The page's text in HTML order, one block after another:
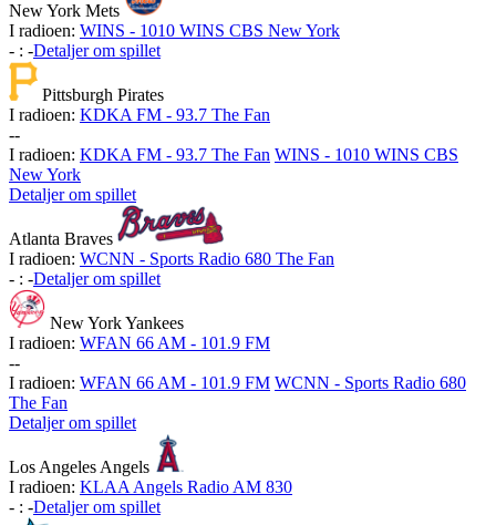
New York Mets
I radioen: WINS - 1010 WINS CBS New York
- : -Detaljer om spillet
Pittsburgh Pirates
I radioen: KDKA FM - 93.7 The Fan
--
I radioen: KDKA FM - 93.7 The Fan WINS - 1010 WINS CBS
New York
Detaljer om spillet
Atlanta Braves
I radioen: WCNN - Sports Radio 680 The Fan
- : -Detaljer om spillet
New York Yankees
I radioen: WFAN 66 AM - 101.9 FM
--
I radioen: WFAN 66 AM - 101.9 FM WCNN - Sports Radio 680
The Fan
Detaljer om spillet
Los Angeles Angels
I radioen: KLAA Angels Radio AM 830
- : -Detaljer om spillet